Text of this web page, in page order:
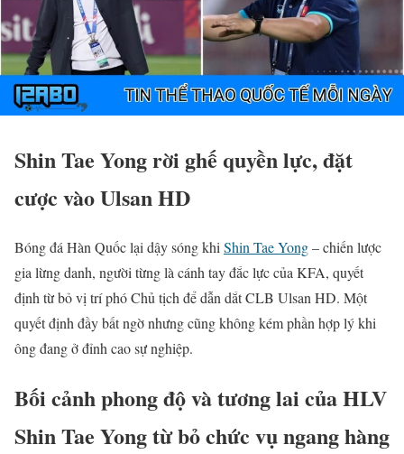
Shin Tae Yong rời ghế quyền lực, đặt
cược vào Ulsan HD
Bóng đá Hàn Quốc lại dậy sóng khi Shin Tae Yong– chiến lược
gia lừng danh, người từng là cánh tay đắc lực của KFA, quyết
định từ bỏ vị trí phó Chủ tịch để dẫn dắt CLB Ulsan HD. Một
quyết định đầy bất ngờ nhưng cũng không kém phần hợp lý khi
ông đang ở đỉnh cao sự nghiệp.
Bối cảnh phong độ và tương lai của HLV
Shin Tae Yong từ bỏ chức vụ ngang hàng